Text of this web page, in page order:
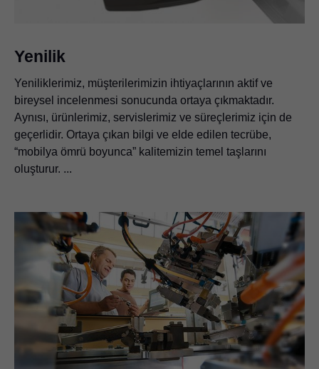
Yenilik
Yeniliklerimiz, müşterilerimizin ihtiyaçlarının aktif ve
bireysel incelenmesi sonucunda ortaya çıkmaktadır.
Aynısı, ürünlerimiz, servislerimiz ve süreçlerimiz için de
geçerlidir. Ortaya çıkan bilgi ve elde edilen tecrübe,
“mobilya ömrü boyunca” kalitemizin temel taşlarını
oluşturur. ...